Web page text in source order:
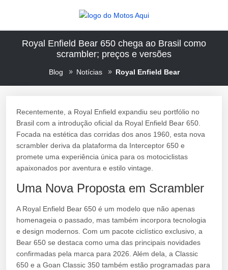
Royal Enfield Bear 650 chega ao Brasil como
scrambler; preços e versões
Blog Notícias Royal Enfield Bear
Recentemente, a Royal Enfield expandiu seu portfólio no
Brasil com a introdução oficial da Royal Enfield Bear 650.
Focada na estética das corridas dos anos 1960, esta nova
scrambler deriva da plataforma da Interceptor 650 e
promete uma experiência única para os motociclistas
apaixonados por aventura e estilo vintage.
Uma Nova Proposta em Scrambler
A Royal Enfield Bear 650 é um modelo que não apenas
homenageia o passado, mas também incorpora tecnologia
e design modernos. Com um pacote ciclístico exclusivo, a
Bear 650 se destaca como uma das principais novidades
confirmadas pela marca para 2026. Além dela, a Classic
650 e a Goan Classic 350 também estão programadas para